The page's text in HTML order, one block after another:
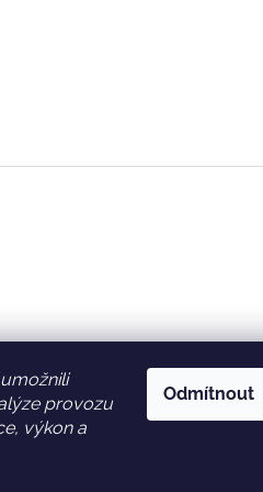
provozu
výkon a
Odmítnout
Věrnostní slevy